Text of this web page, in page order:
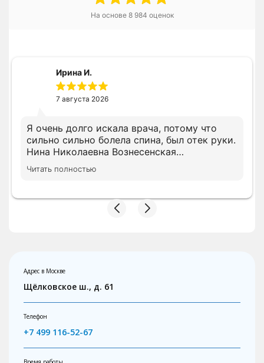
На основе 8 984 оценок
Ирина И.
7 августа 2026
Я очень долго искала врача, потому что
сильно сильно болела спина, был отек руки.
Нина Николаевна Вознесенская
профессионал своего дела и очень
грамотный доктор. Сразу доктор назначила
после окончания лечения
Читать полностью
Адрес в Москве
Щёлковское ш., д. 61
Телефон
+7 499 116-52-67